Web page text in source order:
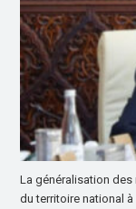
La généralisation des
du territoire national